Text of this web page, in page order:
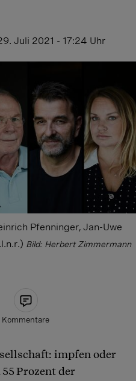
Juli 2021 - 17:24 Uhr
Pfenninger, Jan-Uwe
Bild: Herbert Zimmermann
Kommentare
impfen oder
Prozent der